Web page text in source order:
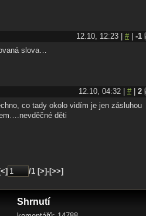
12.10, 12:23 | #| -1
slova…
12.10, 04:32 | #| 2
co tady okolo vidím je jen zásluhou
děti
/1 [>]-[>>]
Shrnutí